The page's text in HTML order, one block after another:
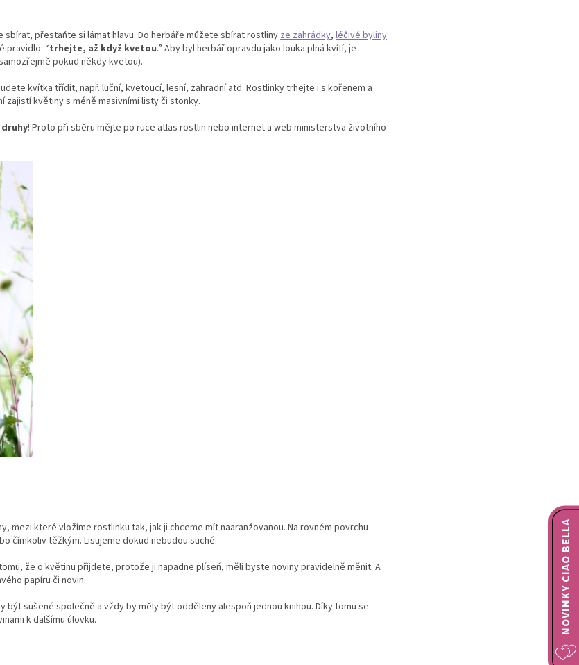
přestaňte si lámat hlavu. Do herbáře můžete sbírat rostlinyze zahrádky, léčivé byliny
pravidlo: “trhejte, až když kvetou.” Aby byl herbář opravdu jako louka plná kvítí, je
pokud někdy kvetou).
kvítka třídit, např. luční, kvetoucí, lesní, zahradní atd. Rostlinky trhejte i s kořenem a
zajistí květiny s méně masivními listy či stonky.
! Proto při sběru mějte po ruce atlas rostlin nebo internet a web ministerstva životního
mezi které vložíme rostlinku tak, jak ji chceme mít naaranžovanou. Na rovném povrchu
čímkoliv těžkým. Lisujeme dokud nebudou suché.
že o květinu přijdete, protože ji napadne plíseň, měli byste noviny pravidelně měnit. A
papíru či novin.
sušené společně a vždy by měly být odděleny alespoň jednou knihou. Díky tomu se
k dalšímu úlovku.
NOVINKY CIAO BELLA